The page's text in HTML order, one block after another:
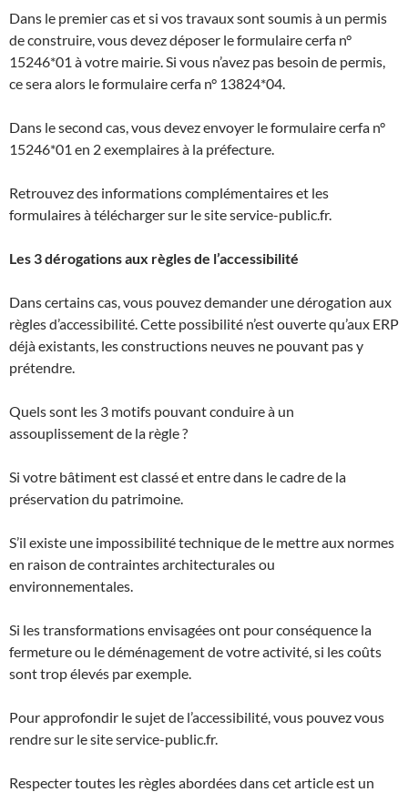
Dans le premier cas et si vos travaux sont soumis à un permis
de construire, vous devez déposer le formulaire cerfa n°
15246*01 à votre mairie. Si vous n’avez pas besoin de permis,
ce sera alors le formulaire cerfa n° 13824*04.
Dans le second cas, vous devez envoyer le formulaire cerfa n°
15246*01 en 2 exemplaires à la préfecture.
Retrouvez des informations complémentaires et les
formulaires à télécharger sur le site service-public.fr.
Les 3 dérogations aux règles de l’accessibilité
Dans certains cas, vous pouvez demander une dérogation aux
règles d’accessibilité. Cette possibilité n’est ouverte qu’aux ERP
déjà existants, les constructions neuves ne pouvant pas y
prétendre.
Quels sont les 3 motifs pouvant conduire à un
assouplissement de la règle ?
Si votre bâtiment est classé et entre dans le cadre de la
préservation du patrimoine.
S’il existe une impossibilité technique de le mettre aux normes
en raison de contraintes architecturales ou
environnementales.
Si les transformations envisagées ont pour conséquence la
fermeture ou le déménagement de votre activité, si les coûts
sont trop élevés par exemple.
Pour approfondir le sujet de l’accessibilité, vous pouvez vous
rendre sur le site service-public.fr.
Respecter toutes les règles abordées dans cet article est un